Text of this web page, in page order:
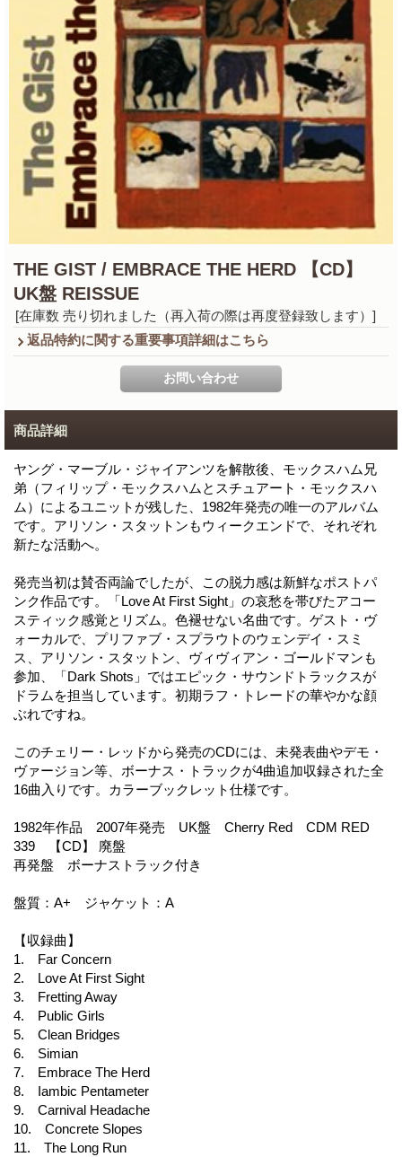
THE GIST / EMBRACE THE HERD 【CD】
UK盤 REISSUE
[在庫数 売り切れました（再入荷の際は再度登録致します）]
返品特約に関する重要事項詳細はこちら
商品詳細
ヤング・マーブル・ジャイアンツを解散後、モックスハム兄
弟（フィリップ・モックスハムとスチュアート・モックスハ
ム）によるユニットが残した、1982年発売の唯一のアルバム
です。アリソン・スタットンもウィークエンドで、それぞれ
新たな活動へ。
発売当初は賛否両論でしたが、この脱力感は新鮮なポストパ
ンク作品です。「Love At First Sight」の哀愁を帯びたアコー
スティック感覚とリズム。色褪せない名曲です。ゲスト・ヴ
ォーカルで、プリファブ・スプラウトのウェンデイ・スミ
ス、アリソン・スタットン、ヴィヴィアン・ゴールドマンも
参加、「Dark Shots」ではエピック・サウンドトラックスが
ドラムを担当しています。初期ラフ・トレードの華やかな顔
ぶれですね。
このチェリー・レッドから発売のCDには、未発表曲やデモ・
ヴァージョン等、ボーナス・トラックが4曲追加収録された全
16曲入りです。カラーブックレット仕様です。
1982年作品 2007年発売 UK盤 Cherry Red CDM RED
339 【CD】 廃盤
再発盤 ボーナストラック付き
盤質：A+ ジャケット：A
【収録曲】
1. Far Concern
2. Love At First Sight
3. Fretting Away
4. Public Girls
5. Clean Bridges
6. Simian
7. Embrace The Herd
8. Iambic Pentameter
9. Carnival Headache
10. Concrete Slopes
11. The Long Run